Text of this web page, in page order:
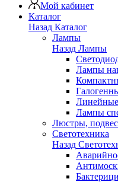
Мой кабинет
Каталог
Назад Каталог
Лампы
Назад Лампы
Лампы
Лампы
Люстры,
Светотехника
Назад